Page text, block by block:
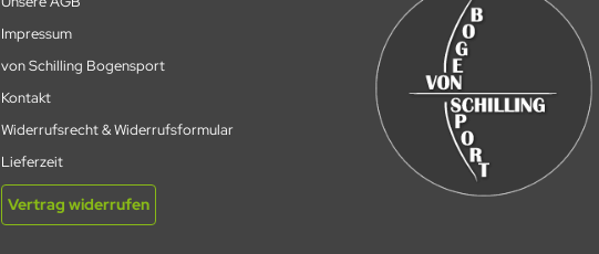
Impressum
von Schilling Bogensport
Kontakt
Widerrufsrecht & Widerrufsformular
Lieferzeit
Vertrag widerrufen